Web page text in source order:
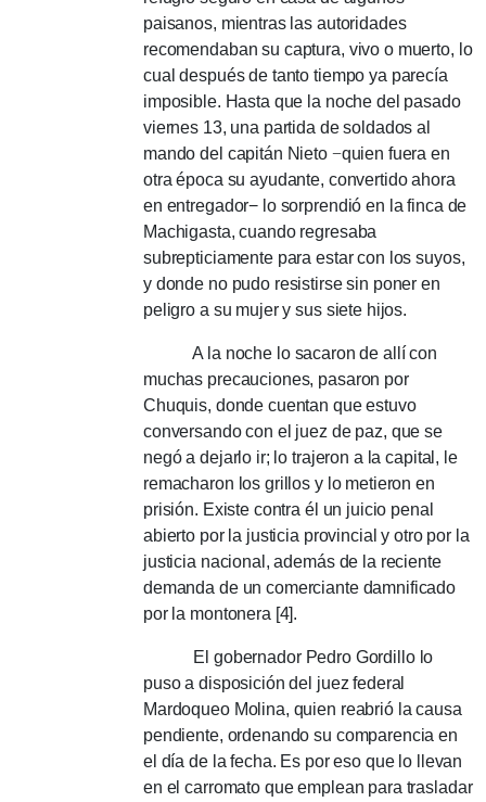
paisanos, mientras las autoridades
recomendaban su captura, vivo o muerto, lo
cual después de tanto tiempo ya parecía
imposible. Hasta que la noche del pasado
viernes 13, una partida de soldados al
mando del capitán Nieto −quien fuera en
otra época su ayudante, convertido ahora
en entregador− lo sorprendió en la finca de
Machigasta, cuando regresaba
subrepticiamente para estar con los suyos,
y donde no pudo resistirse sin poner en
peligro a su mujer y sus siete hijos.
A la noche lo sacaron de allí con
muchas precauciones, pasaron por
Chuquis, donde cuentan que estuvo
conversando con el juez de paz, que se
negó a dejarlo ir; lo trajeron a la capital, le
remacharon los grillos y lo metieron en
prisión. Existe contra él un juicio penal
abierto por la justicia provincial y otro por la
justicia nacional, además de la reciente
demanda de un comerciante damnificado
por la montonera [4].
El gobernador Pedro Gordillo lo
puso a disposición del juez federal
Mardoqueo Molina, quien reabrió la causa
pendiente, ordenando su comparencia en
el día de la fecha. Es por eso que lo llevan
en el carromato que emplean para trasladar